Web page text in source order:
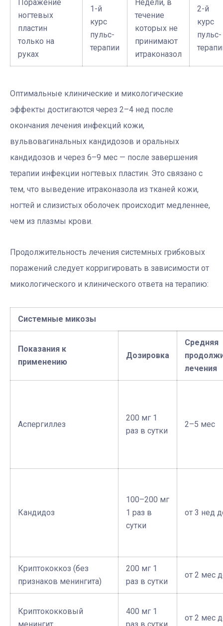
Поражение
ногтевых
пластин
только на
руках
1-й
курс
пульс-
терапии
Недели, в
течение
которых не
принимают
итраконазол
2-й
курс
пульс-
Оптимальные клинические и микологические
эффекты достигаются через 2–4 нед после
окончания лечения инфекций кожи,
вульвовагинальных кандидозов и оральных
кандидозов и через 6–9 мес — после завершения
терапии инфекции ногтевых пластин. Это связано с
тем, что выведение итраконазола из тканей кожи,
ногтей и слизистых оболочек происходит медленнее,
чем из плазмы крови.
Продолжительность лечения системных грибковых
поражений следует корригировать в зависимости от
микологического и клинического ответа на терапию:
Системные микозы
Показания к
применению
Дозировка
Средняя
лечения
Аспергиллез
200 мг 1
раз в сутки
2–5 мес
Кандидоз
100–200 мг
1 раз в
сутки
от 3 нед
Криптококкоз (без
признаков менингита)
200 мг 1
раз в сутки
от 2 мес
Криптококковый
менингит
400 мг 1
раз в сутки
от 2 мес